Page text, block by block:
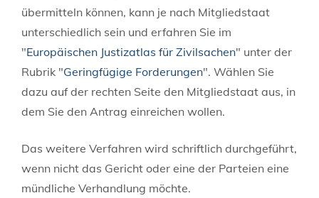
übermitteln können, kann je nach Mitgliedstaat
unterschiedlich sein und erfahren Sie im
"Europäischen Justizatlas für Zivilsachen" unter der
Rubrik "Geringfügige Forderungen". Wählen Sie
dazu auf der rechten Seite den Mitgliedstaat aus, in
dem Sie den Antrag einreichen wollen.
Das weitere Verfahren wird schriftlich durchgeführt,
wenn nicht das Gericht oder eine der Parteien eine
mündliche Verhandlung möchte.